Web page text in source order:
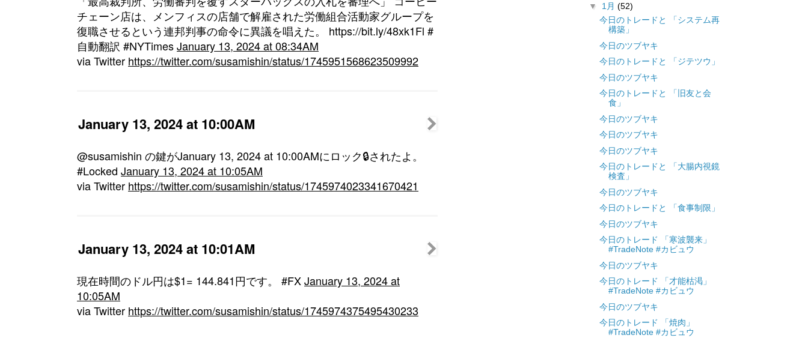
チェーン店は、メンフィスの店舗で解雇された労働組合活動家グループを
復職させるという連邦判事の命令に異議を唱えた。 https://bit.ly/48xk1Fl #
自動翻訳 #NYTimesJanuary 13, 2024 at 08:34AM
via Twitter https://twitter.com/susamishin/status/1745951568623509992
January 13, 2024 at 10:00AM
@susamishin の鍵がJanuary 13, 2024 at 10:00AMにロック🔒されたよ。
#Locked January 13, 2024 at 10:05AM
via Twitter https://twitter.com/susamishin/status/1745974023341670421
January 13, 2024 at 10:01AM
現在時間のドル円は$1= 144.841円です。 #FXJanuary 13, 2024 at
10:05AM
via Twitter https://twitter.com/susamishin/status/1745974375495430233
▼ 1月 (52)
今日のトレードと 「システム再
構築」
今日のツブヤキ
今日のトレードと 「ジテツウ」
今日のツブヤキ
今日のトレードと 「旧友と会
食」
今日のツブヤキ
今日のツブヤキ
今日のツブヤキ
今日のトレードと 「大腸内視鏡
検査」
今日のツブヤキ
今日のトレードと 「食事制限」
今日のツブヤキ
今日のトレード 「寒波襲来」
#TradeNote #カビュウ
今日のツブヤキ
今日のトレード 「才能枯渇」
#TradeNote #カビュウ
今日のツブヤキ
今日のトレード 「焼肉」
#TradeNote #カビュウ